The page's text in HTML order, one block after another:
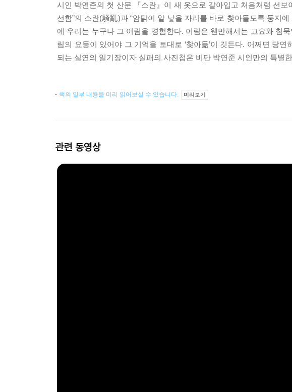
시인 박연준의 첫 산문 『소란』이 새 옷으로 갈아입고 처음처럼 선
선함”의 소란(騷亂)과 “암탉이 알 낳을 자리를 바로 찾아들도록 둥지
에 우리는 누구나 그 어림을 경험한다. 어림은 웬만해서는 고요와 침
림의 요동이 있어야 그 기억을 토대로 ‘찾아듦’이 깃든다. 어쩌면 당
되는 실연의 일기장이자 실패의 사진첩은 비단 박연준 시인만의 특별
책의 일부 내용을 미리 읽어보실 수 있습니다. 미리보기
관련 동영상